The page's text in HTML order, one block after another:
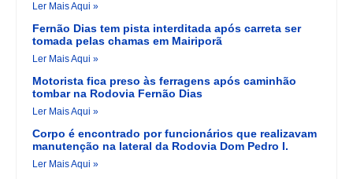
Ler Mais Aqui »
Fernão Dias tem pista interditada após carreta ser
tomada pelas chamas em Mairiporã
Ler Mais Aqui »
Motorista fica preso às ferragens após caminhão
tombar na Rodovia Fernão Dias
Ler Mais Aqui »
Corpo é encontrado por funcionários que realizavam
manutenção na lateral da Rodovia Dom Pedro I.
Ler Mais Aqui »